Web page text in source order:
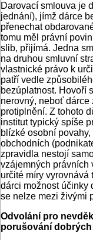
Darovací smlouva je
jednání), jímž dárce
přenechat
tomu měl právní
slib, přijímá. Jedna
na druhou smluvní
vlastnické právo k
patří vedle
bezúplatnost. Hovoří
nerovný, neboť
protiplnění. Z tohoto
institut typický spíše
blízké osobní
obchodních
zpravidla nestojí
vzájemných právních
určité míry vyrovnává
dárci možnost účinky
se nelze mezi živými
Odvolání pro
porušování dobrých